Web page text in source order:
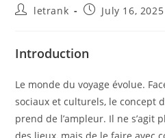
Postletrank
PostJuly 16, 2025
Introduction
Le monde du voyage évolue.
sociaux et culturels, le concept
prend de l’ampleur. Il ne s’agit